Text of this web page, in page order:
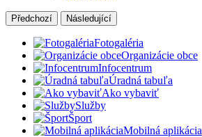
Předchozí Následující
Fotogaléria
Organizácie obce
Infocentrum
Úradná tabuľa
Ako vybaviť
Služby
Šport
Mobilná aplikácia